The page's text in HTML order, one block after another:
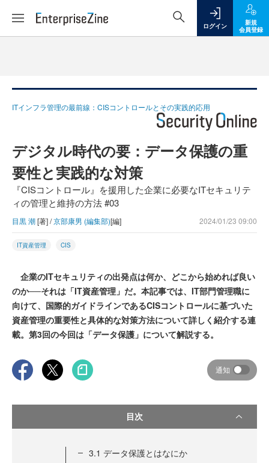
ログイン
新規
会員登録
ITインフラ管理の最前線：CISコントロールとその実践的応用
デジタル時代の要：データ保護の重
要性と実践的な対策
『CISコントロール』を援用した企業に必要なITセキュリテ
ィの管理と維持の方法 #03
目黒 潮[著] /京部康男 (編集部)[編] 2024/01/23 09:00
IT資産管理 CIS
企業のITセキュリティの出発点は何か、どこから始めれば良い
のか──それは「IT資産管理」だ。本記事では、IT部門管理職に
向けて、国際的ガイドラインであるCISコントロールに基づいた
資産管理の重要性と具体的な対策方法について詳しく紹介する連
載。第3回の今回は「データ保護」について解説する。
通知
目次
3.1 データ保護とはなにか